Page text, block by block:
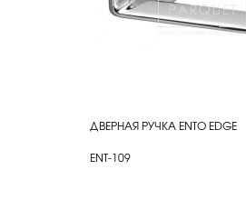
КУПИТЬ
ДВЕРНАЯ РУЧКА ENTO EDGE
ENT-109